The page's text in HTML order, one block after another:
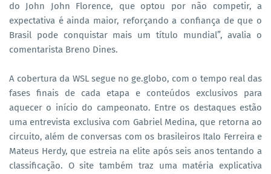
do John John Florence, que optou por não competir, a
expectativa é ainda maior, reforçando a confiança de que o
Brasil pode conquistar mais um título mundial”, avalia o
comentarista Breno Dines.
A cobertura da WSL segue no ge.globo, com o tempo real das
fases finais de cada etapa e conteúdos exclusivos para
aquecer o início do campeonato. Entre os destaques estão
uma entrevista exclusiva com Gabriel Medina, que retorna ao
circuito, além de conversas com os brasileiros Italo Ferreira e
Mateus Herdy, que estreia na elite após seis anos tentando a
classificação. O site também traz uma matéria explicativa